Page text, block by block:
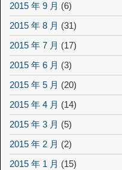
2015 年 9 月 (6)
2015 年 8 月 (31)
2015 年 7 月 (17)
2015 年 6 月 (3)
2015 年 5 月 (20)
2015 年 4 月 (14)
2015 年 3 月 (5)
2015 年 2 月 (2)
2015 年 1 月 (15)